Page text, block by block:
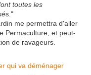
toutes les
s."
me permettra d'aller
Permaculture, et peut-
de ravageurs.